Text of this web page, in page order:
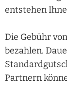
entstehen
Die Gebühr
bezahlen.
Partnern